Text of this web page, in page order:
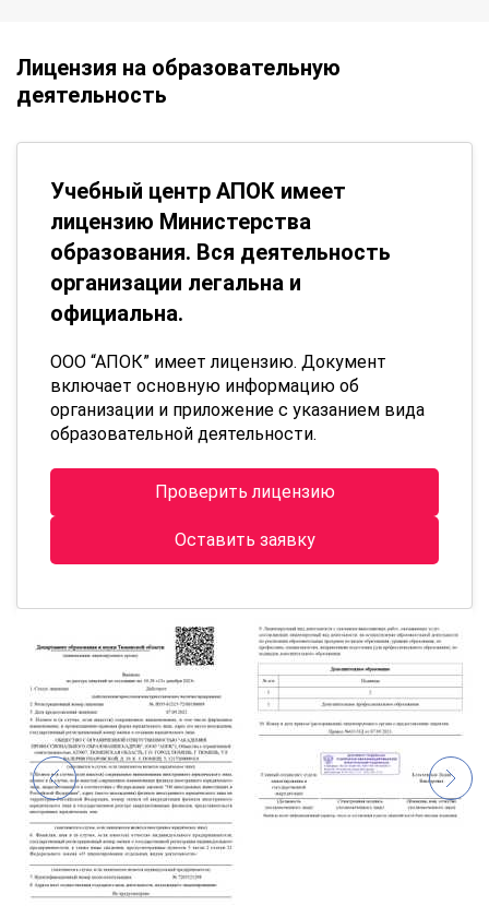
Лицензия на образовательную
деятельность
Учебный центр АПОК имеет
лицензию Министерства
образования. Вся деятельность
организации легальна и
официальна.
ООО “АПОК” имеет лицензию. Документ
включает основную информацию об
организации и приложение с указанием вида
образовательной деятельности.
Проверить лицензию
Оставить заявку